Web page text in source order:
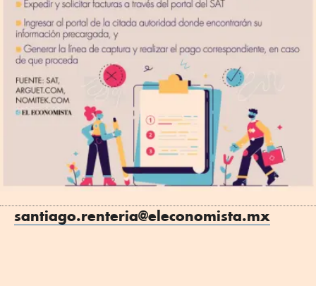
santiago.renteria@eleconomista.mx